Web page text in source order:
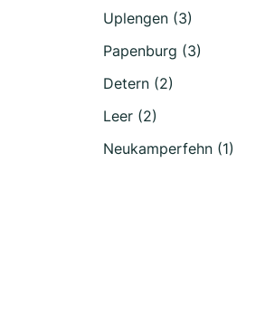
Uplengen (3)
Papenburg (3)
Detern (2)
Leer (2)
Neukamperfehn (1)